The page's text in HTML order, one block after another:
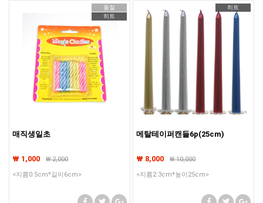
품절
히트
매직생일초
₩ 1,000 ₩2,000
<지름0.5cm*길이6cm>
히트
메탈테이퍼캔들6p(25cm)
₩ 8,000 ₩10,000
<지름2.3cm*높이25cm>